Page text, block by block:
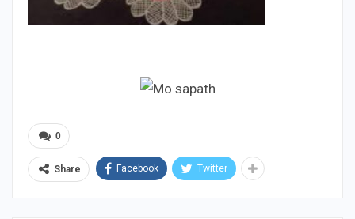
0
Share Facebook Twitter